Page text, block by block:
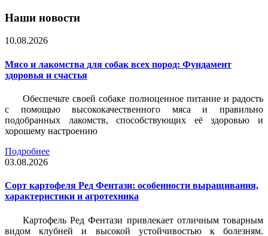
Наши новости
10.08.2026
Мясо и лакомства для собак всех пород: Фундамент
здоровья и счастья
Обеспечьте своей собаке полноценное питание и радость
с помощью высококачественного мяса и правильно
подобранных лакомств, способствующих её здоровью и
хорошему настроению
Подробнее
03.08.2026
Сорт картофеля Ред Фентази: особенности выращивания,
характеристики и агротехника
Картофель Ред Фентази привлекает отличным товарным
видом клубней и высокой устойчивостью к болезням.